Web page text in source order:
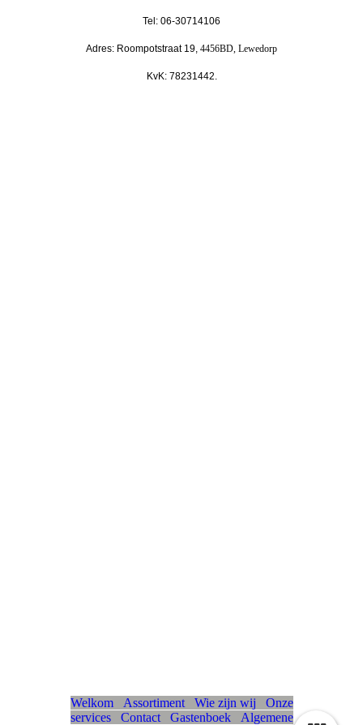
Tel: 06-30714106
Adres: Roompotstraat 19, 4456BD, Lewedorp
KvK: 78231442.
Welkom Assortiment Wie zijn wij
Onze
services
Contact Gastenboek
Algemene